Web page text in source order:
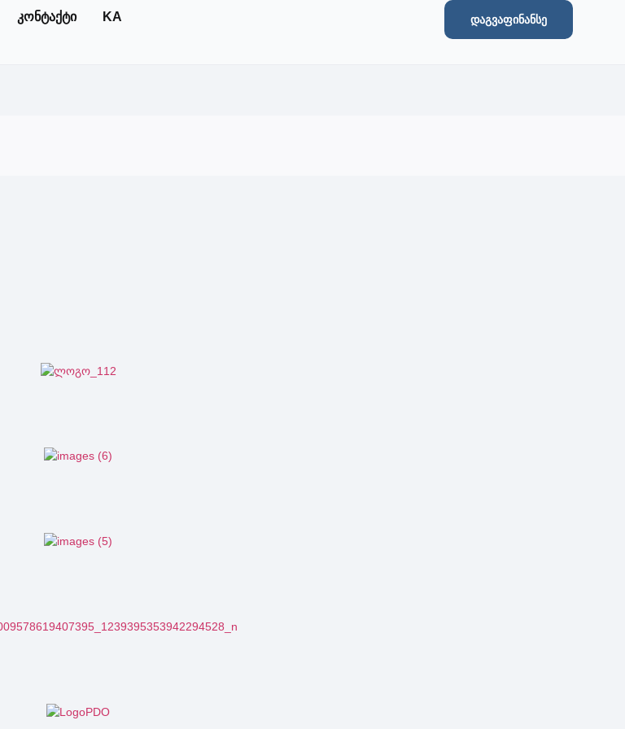
კონტაქტი KA დაგვაფინანსე